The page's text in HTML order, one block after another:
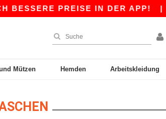
PREISE IN DER APP!|
Mützen Hemden Arbeitskleidung